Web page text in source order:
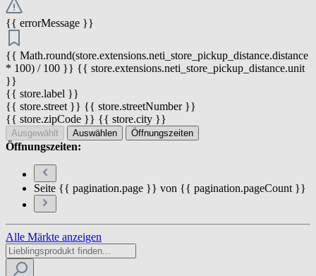
{{ errorMessage }}
{{ Math.round(store.extensions.neti_store_pickup_distance.distance
* 100) / 100 }} {{ store.extensions.neti_store_pickup_distance.unit
}}
{{ store.label }}
{{ store.street }} {{ store.streetNumber }}
{{ store.zipCode }} {{ store.city }}
Ausgewählt Auswählen Öffnungszeiten
Öffnungszeiten:
Seite {{ pagination.page }} von {{ pagination.pageCount }}
Alle Märkte anzeigen